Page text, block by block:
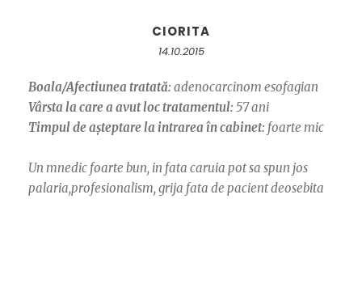
CIORITA
14.10.2015
Boala/Afectiunea tratată: adenocarcinom esofagian
Vârsta la care a avut loc tratamentul: 57 ani
Timpul de așteptare la intrarea în cabinet: foarte mic
Un mnedic foarte bun, in fata caruia pot sa spun jos
palaria,profesionalism, grija fata de pacient deosebita